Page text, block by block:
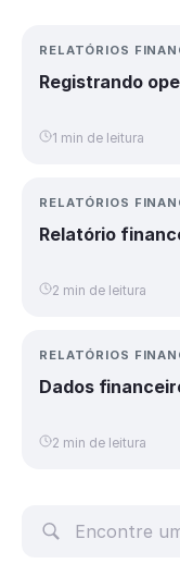
RELATÓRIOS
Registrando
1 min de leitura
RELATÓRIOS
Relatório
2 min de leitura
RELATÓRIOS
Dados
2 min de leitura